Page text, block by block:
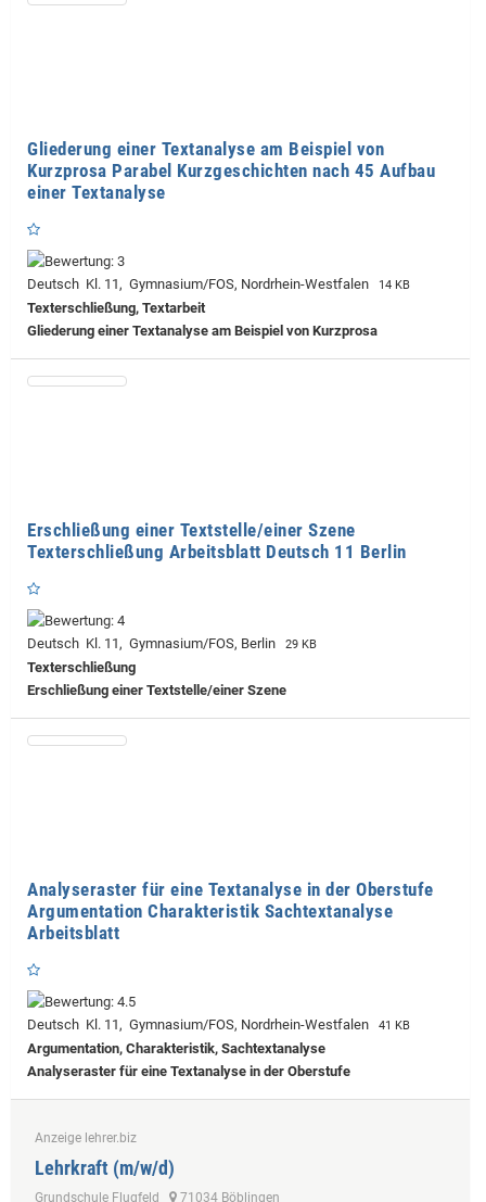
Gliederung einer Textanalyse am Beispiel von
Kurzprosa Parabel Kurzgeschichten nach 45 Aufbau
einer Textanalyse
Deutsch Kl. 11, Gymnasium/FOS, Nordrhein-Westfalen 14 KB
Texterschließung, Textarbeit
Gliederung einer Textanalyse am Beispiel von Kurzprosa
Erschließung einer Textstelle/einer Szene
Texterschließung Arbeitsblatt Deutsch 11 Berlin
Deutsch Kl. 11, Gymnasium/FOS, Berlin 29 KB
Texterschließung
Erschließung einer Textstelle/einer Szene
Analyseraster für eine Textanalyse in der Oberstufe
Argumentation Charakteristik Sachtextanalyse
Arbeitsblatt
Deutsch Kl. 11, Gymnasium/FOS, Nordrhein-Westfalen 41 KB
Argumentation, Charakteristik, Sachtextanalyse
Analyseraster für eine Textanalyse in der Oberstufe
Anzeige lehrer.biz
Lehrkraft (m/w/d)
Grundschule Flugfeld 71034 Böblingen